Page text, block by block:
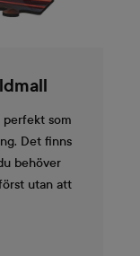
som
Det finns
behöver
utan att